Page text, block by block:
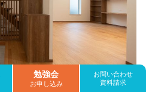
勉強会
お申し込み
お問い合わせ
資料請求